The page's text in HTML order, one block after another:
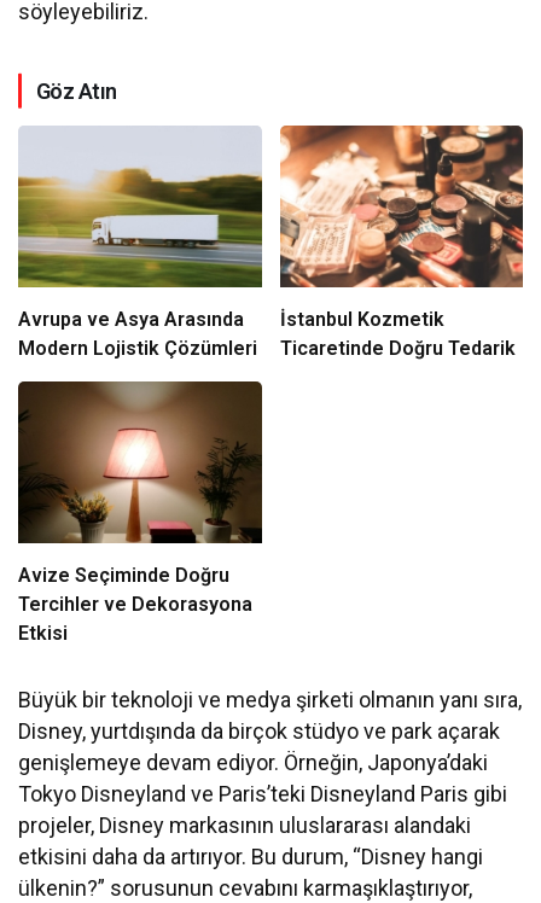
söyleyebiliriz.
Göz Atın
Avrupa ve Asya Arasında
Modern Lojistik Çözümleri
İstanbul Kozmetik
Ticaretinde Doğru Tedarik
Avize Seçiminde Doğru
Tercihler ve Dekorasyona
Etkisi
Büyük bir teknoloji ve medya şirketi olmanın yanı sıra,
Disney, yurtdışında da birçok stüdyo ve park açarak
genişlemeye devam ediyor. Örneğin, Japonya’daki
Tokyo Disneyland ve Paris’teki Disneyland Paris gibi
projeler, Disney markasının uluslararası alandaki
etkisini daha da artırıyor. Bu durum, “Disney hangi
ülkenin?” sorusunun cevabını karmaşıklaştırıyor,